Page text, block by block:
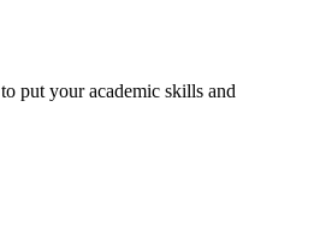
put your academic skills and